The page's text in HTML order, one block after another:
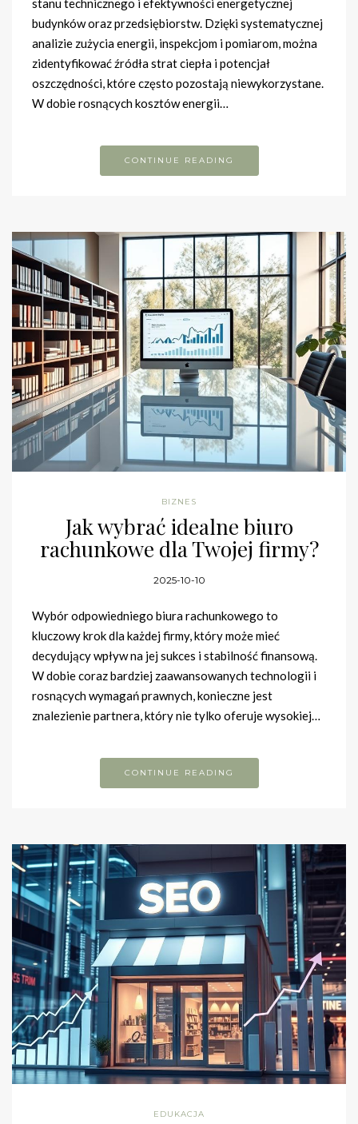
stanu technicznego i efektywności energetycznej
budynków oraz przedsiębiorstw. Dzięki systematycznej
analizie zużycia energii, inspekcjom i pomiarom, można
zidentyfikować źródła strat ciepła i potencjał
oszczędności, które często pozostają niewykorzystane.
W dobie rosnących kosztów energii…
CONTINUE READING
BIZNES
Jak wybrać idealne biuro
rachunkowe dla Twojej firmy?
2025-10-10
Wybór odpowiedniego biura rachunkowego to
kluczowy krok dla każdej firmy, który może mieć
decydujący wpływ na jej sukces i stabilność finansową.
W dobie coraz bardziej zaawansowanych technologii i
rosnących wymagań prawnych, konieczne jest
znalezienie partnera, który nie tylko oferuje wysokiej…
CONTINUE READING
EDUKACJA